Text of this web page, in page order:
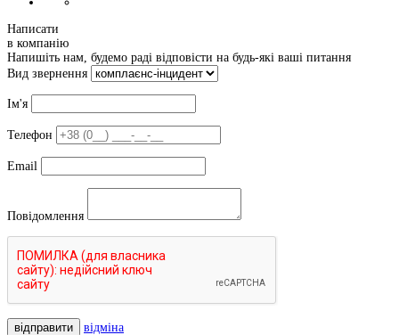
Написати
в компанію
Напишіть нам, будемо раді відповісти на будь-які ваші питання
Вид звернення
Ім'я
Телефон
Email
Повідомлення
відправити
відміна